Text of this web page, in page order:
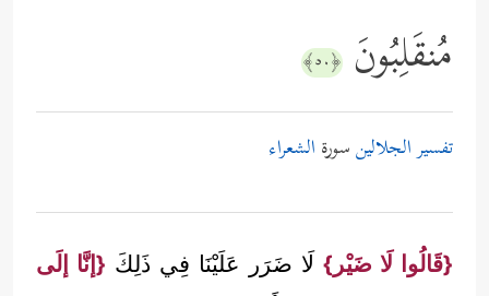
مُنقَلِبُونَ ﴿٥٠﴾
تفسير الجلالينسورة الشعراء
{قَالُوا لَا ضَيْر} لَا ضَرَر عَلَيْنَا فِي ذَلِكَ {إنَّا إلَى